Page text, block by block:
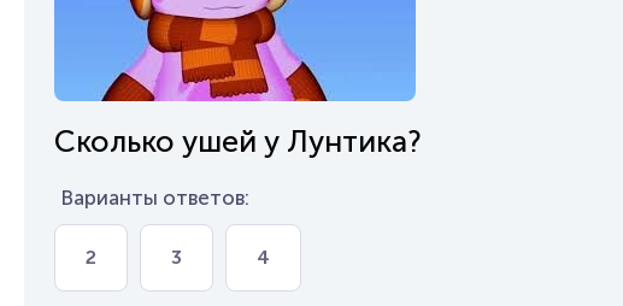
Сколько ушей у Лунтика?
Варианты ответов:
2 3 4